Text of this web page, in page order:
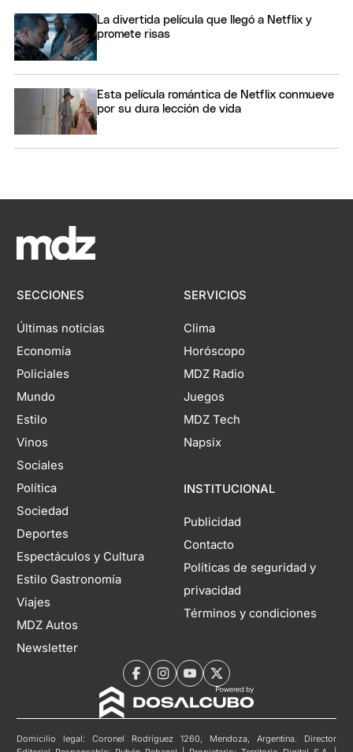
La divertida película que llegó a Netflix y
promete risas
Esta película romántica de Netflix conmueve
por su dura lección de vida
SECCIONES
Últimas noticias
Economía
Policiales
Mundo
Estilo
Vinos
Sociales
Política
Sociedad
Deportes
Espectáculos y Cultura
Estilo Gastronomía
Viajes
MDZ Autos
Newsletter
SERVICIOS
Clima
Horóscopo
MDZ Radio
Juegos
MDZ Tech
Napsix
INSTITUCIONAL
Publicidad
Contacto
Políticas de seguridad y
privacidad
Términos y condiciones
Domicilio legal: Coronel Rodríguez 1260, Mendoza, Argentina. Director